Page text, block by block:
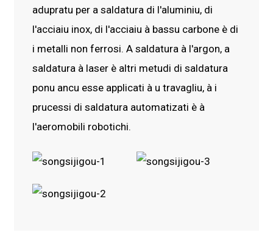
adupratu per a saldatura di l'aluminiu, di
l'acciaiu inox, di l'acciaiu à bassu carbone è di
i metalli non ferrosi. A saldatura à l'argon, a
saldatura à laser è altri metudi di saldatura
ponu ancu esse applicati à u travagliu, à i
prucessi di saldatura automatizati è à
l'aeromobili robotichi.